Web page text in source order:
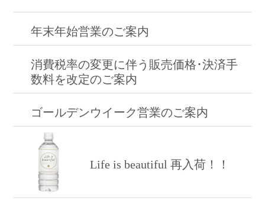
年末年始営業のご案内
消費税率の変更に伴う販売価格･決済手
数料を改定のご案内
ゴールデンウイーク営業のご案内
Life is beautiful 再入荷！！